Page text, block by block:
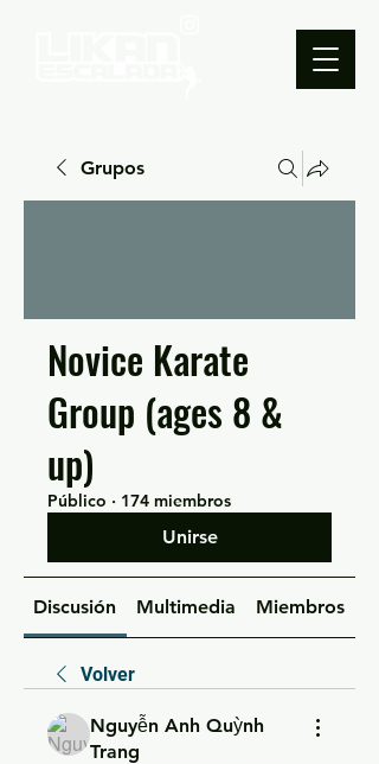
Grupos
Novice Karate
Group (ages 8 &
up)
Público · 174 miembros
Unirse
Discusión Multimedia Miembros
Volver
Nguyễn Anh Quỳnh
Trang